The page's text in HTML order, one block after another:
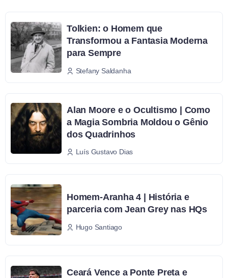
Tolkien: o Homem que
Transformou a Fantasia Moderna
para Sempre
Stefany Saldanha
Alan Moore e o Ocultismo | Como
a Magia Sombria Moldou o Gênio
dos Quadrinhos
Luís Gustavo Dias
Homem-Aranha 4 | História e
parceria com Jean Grey nas HQs
Hugo Santiago
Ceará Vence a Ponte Preta e